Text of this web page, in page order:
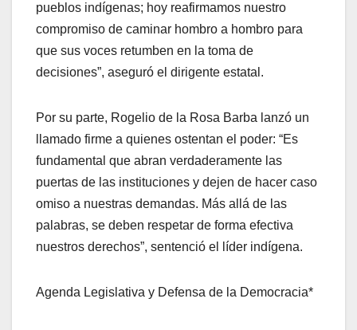
pueblos indígenas; hoy reafirmamos nuestro
compromiso de caminar hombro a hombro para
que sus voces retumben en la toma de
decisiones”, aseguró el dirigente estatal.
Por su parte, Rogelio de la Rosa Barba lanzó un
llamado firme a quienes ostentan el poder: “Es
fundamental que abran verdaderamente las
puertas de las instituciones y dejen de hacer caso
omiso a nuestras demandas. Más allá de las
palabras, se deben respetar de forma efectiva
nuestros derechos”, sentenció el líder indígena.
Agenda Legislativa y Defensa de la Democracia*